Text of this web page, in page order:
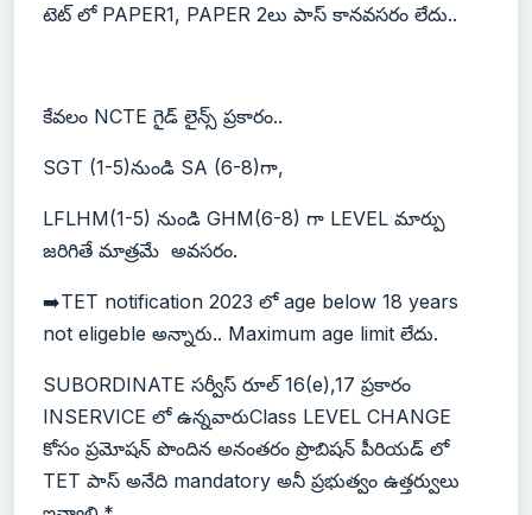
టెట్ లో PAPER1, PAPER 2లు పాస్ కానవసరం లేదు..
కేవలం NCTE గైడ్ లైన్స్ ప్రకారం..
SGT (1-5)నుండి SA (6-8)గా,
LFLHM(1-5) నుండి GHM(6-8) గా LEVEL మార్పు
జరిగితే మాత్రమే అవసరం.
➡️TET notification 2023 లో age below 18 years
not eligeble అన్నారు.. Maximum age limit లేదు.
SUBORDINATE సర్వీస్ రూల్ 16(e),17 ప్రకారం
INSERVICE లో ఉన్నవారుClass LEVEL CHANGE
కోసం ప్రమోషన్ పొందిన అనంతరం ప్రొబిషన్ పీరియడ్ లో
TET పాస్ అనేది mandatory అనీ ప్రభుత్వం ఉత్తర్వులు